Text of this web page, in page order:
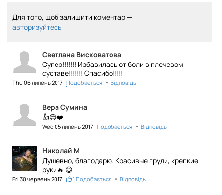
Для того, щоб залишити коментар —
авторизуйтесь
Светлана Висковатова
Супер!!!!!!! Избавилась от боли в плечевом
суставе!!!!!!! Спасибо!!!!!
Thu 06 липень 2017 Подобається • Відповідь
Вера Сумина
👍😊❤️
Wed 05 липень 2017 Подобається • Відповідь
Николай М
Душевно, благодарю. Красивые груди, крепкие
руки🔥 😃
Fri 30 червень 2017 1 Подобається • Відповідь